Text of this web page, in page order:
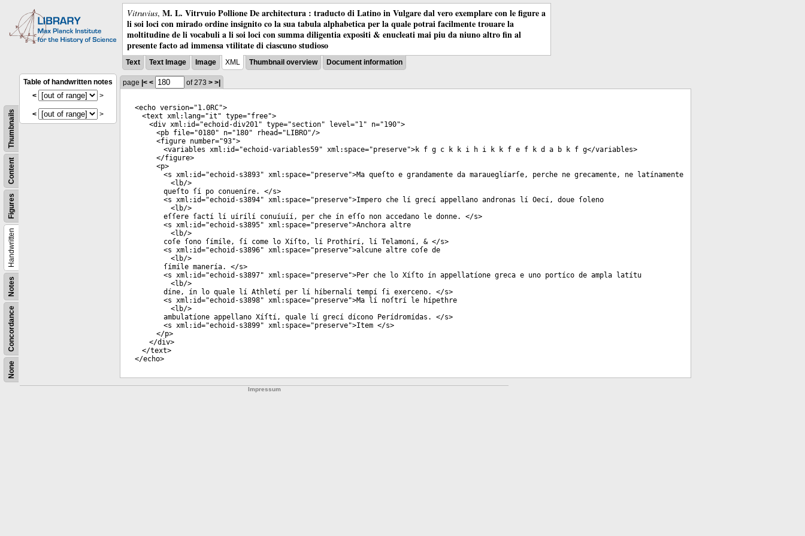
Vitruvius, M. L. Vitrvuio Pollione De architectura : traducto di Latino in Vulgare dal vero exemplare con le figure a
li soi loci con mirado ordine insignito co la sua tabula alphabetica per la quale potrai facilmente trouare la
moltitudine de li vocabuli a li soi loci con summa diligentia expositi & enucleati mai piu da niuno altro fin al
presente facto ad immensa vtilitate di ciascuno studioso
Text Text Image Image XML Thumbnail overview Document information
None
Concordance
Notes
Handwritten
Figures
Content
Thumbnails
Table of handwritten notes
<
>
< >
page |< < of 273 > >|
<echo version="1.0RC">
<text xml:lang="it " type="free">
<div xml:id="echoid-div201" type="section" level="1" n="190">
<pb file="0180" n="180" rhead=" LIBRO"/>
<figure number="93">
<variables xml:id="echoid-variables59" xml:space="preserve">k f g c k k i h i k k f e f k d a b k f g</variables>
</figure>
<p>
<s xml:id="echoid-s3893" xml:space="preserve">Ma queſto e grandamente da maraueglíarſe, perche ne grecamente, ne latínamente
<lb/>
queſto ſí po conueníre. </s>
<s xml:id="echoid-s3894" xml:space="preserve">Impero che lí grecí appellano andronas lí Oecí, doue ſoleno
<lb/>
eſſere ſactí lí uírílí conuíuíí, per che ín eſſo non accedano le donne. </s>
<s xml:id="echoid-s3895" xml:space="preserve">Anchora altre
<lb/>
coſe ſono ſímíle, ſí come lo Xíſto, lí Prothírí, lí Telamoní, & </s>
<s xml:id="echoid-s3896" xml:space="preserve">alcune altre coſe de
<lb/>
ſímíle manería. </s>
<s xml:id="echoid-s3897" xml:space="preserve">Per che lo Xíſto ín appellatíone greca e uno portíco de ampla latítu
<lb/>
díne, ín lo quale lí Athletí per lí híbernalí tempí ſi exerceno. </s>
<s xml:id="echoid-s3898" xml:space="preserve">Ma lí noſtrí le hípethre
<lb/>
ambulatíone appellano Xíſtí, quale lí grecí dícono Perídromídas. </s>
<s xml:id="echoid-s3899" xml:space="preserve">Item </s>
</p>
</div>
</text>
</echo>
Impressum